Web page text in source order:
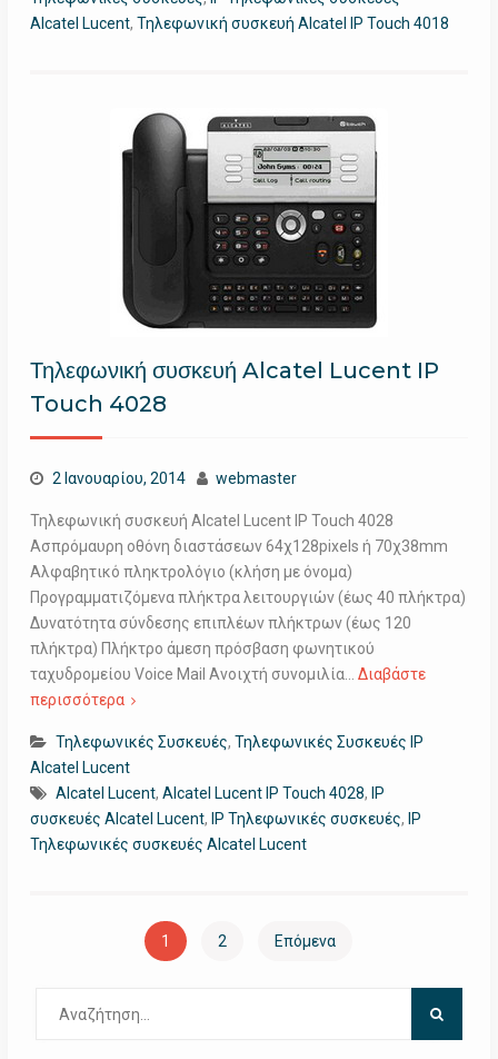
Alcatel Lucent, Τηλεφωνική συσκευή Alcatel IP Touch 4018
Τηλεφωνική συσκευή Alcatel Lucent IP
Touch 4028
2 Ιανουαρίου, 2014 webmaster
Τηλεφωνική συσκευή Alcatel Lucent IP Touch 4028
Ασπρόμαυρη οθόνη διαστάσεων 64χ128pixels ή 70χ38mm
Αλφαβητικό πληκτρολόγιο (κλήση με όνομα)
Προγραμματιζόμενα πλήκτρα λειτουργιών (έως 40 πλήκτρα)
Δυνατότητα σύνδεσης επιπλέων πλήκτρων (έως 120
πλήκτρα) Πλήκτρο άμεση πρόσβαση φωνητικού
ταχυδρομείου Voice Mail Ανοιχτή συνομιλία… Διαβάστε
περισσότερα
Τηλεφωνικές Συσκευές, Τηλεφωνικές Συσκευές IP
Alcatel Lucent
Alcatel Lucent, Alcatel Lucent IP Touch 4028, IP
συσκευές Alcatel Lucent, IP Τηλεφωνικές συσκευές, IP
Τηλεφωνικές συσκευές Alcatel Lucent
1 2 Επόμενα
για: